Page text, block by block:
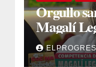
Orgullo
Magalí
Canal 13
ganó la